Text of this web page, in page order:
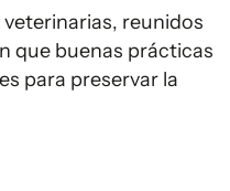
reunidos
que buenas prácticas
para preservar la